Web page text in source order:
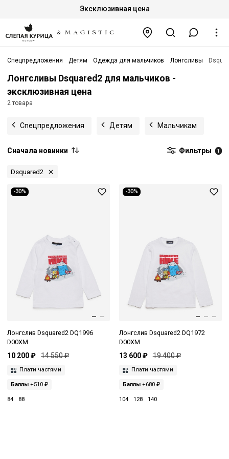
Эксклюзивная цена
Спецпредложения Детям Одежда для мальчиков Лонгсливы
Лонгсливы Dsquared2 для мальчиков -
эксклюзивная цена
2 товара
Спецпредложения Детям Мальчикам
Сначала новинки Фильтры 1
Dsquared2
-30%
Лонгслив Dsquared2 DQ1996
D00XM
10 200 ₽ 14 550 ₽
Плати частями
Баллы +510 ₽
84 88
-30%
Лонгслив Dsquared2 DQ1972
D00XM
13 600 ₽ 19 400 ₽
Плати частями
Баллы+680 ₽
104 128 140